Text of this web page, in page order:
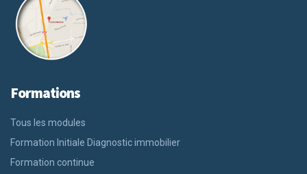
Formations
Tous les modules
Formation Initiale Diagnostic immobilier
Formation continue